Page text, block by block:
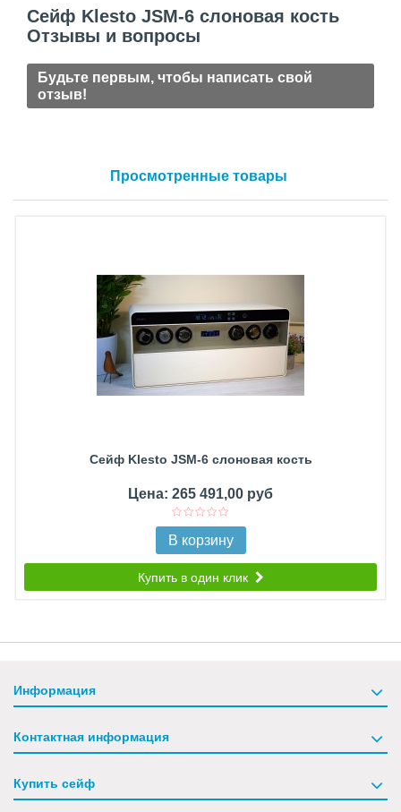
Сейф Klesto JSM-6 слоновая кость
Отзывы и вопросы
Будьте первым, чтобы написать свой
отзыв!
Просмотренные товары
Сейф Klesto JSM-6 слоновая кость
Цена: 265 491,00 руб
В корзину
Купить в один клик
Информация
Контактная информация
Купить сейф